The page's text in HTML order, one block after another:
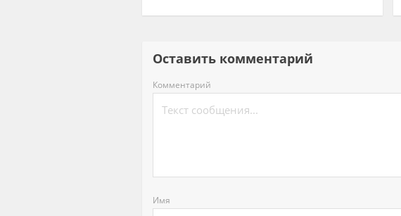
Оставить комментарий
Комментарий
Имя